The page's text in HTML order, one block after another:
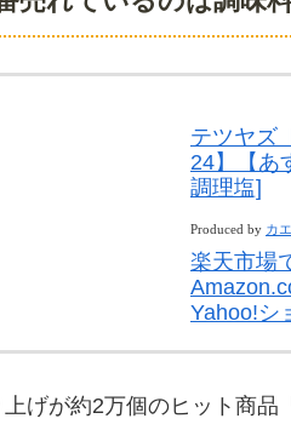
テツヤズ
24】【あ
調理塩]
Produced by カ
楽天市場
Yahoo!シ
げが約2万個のヒット商